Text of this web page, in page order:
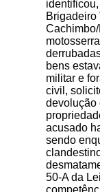
Brigadeiro
bens
militar e
civil,
devolução
acusado
sendo
50-A da